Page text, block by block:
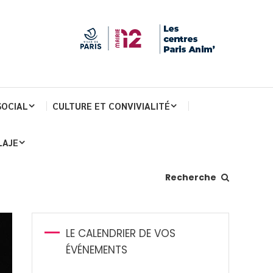
CULTURE ET CONVIVIALITÉ
Recherche
LE CALENDRIER DE VOS
ÉVÉNEMENTS